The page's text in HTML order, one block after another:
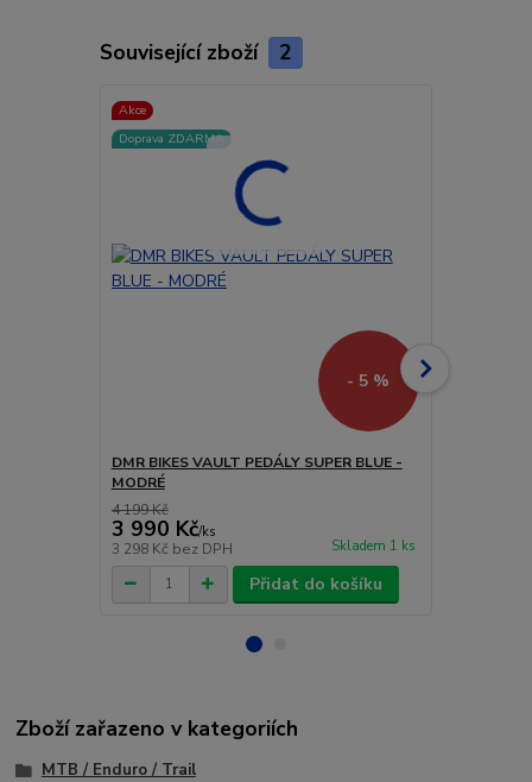
Související zboží 2
Akce
Doprava ZDARMA
- 5 %
DMR BIKES VAULT PEDÁLY SUPER BLUE -
MODRÉ
4 199 Kč
3 990 Kč/ks
3 298 Kč bez DPH Skladem 1 ks
Přidat do košíku
Zboží zařazeno v kategoriích
MTB / Enduro / Trail